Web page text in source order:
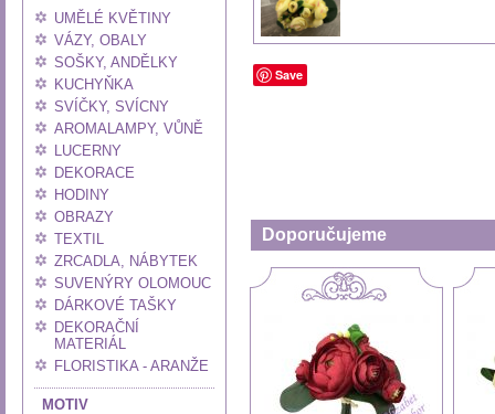
UMĚLÉ KVĚTINY
VÁZY, OBALY
SOŠKY, ANDĚLKY
KUCHYŇKA
SVÍČKY, SVÍCNY
AROMALAMPY, VŮNĚ
LUCERNY
DEKORACE
HODINY
OBRAZY
TEXTIL
ZRCADLA, NÁBYTEK
SUVENÝRY OLOMOUC
DÁRKOVÉ TAŠKY
DEKORAČNÍ
MATERIÁL
FLORISTIKA - ARANŽE
MOTIV
Save
Doporučujeme